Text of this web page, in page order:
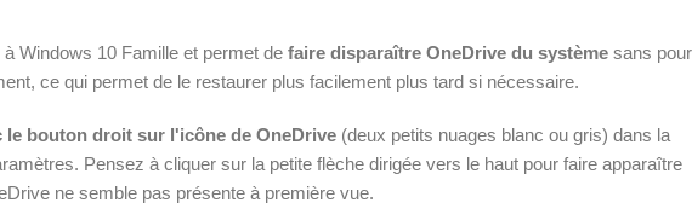
Windows 10 Famille et permet de faire disparaître OneDrive du système sans pour
ce qui permet de le restaurer plus facilement plus tard si nécessaire.
le bouton droit sur l'icône de OneDrive (deux petits nuages blanc ou gris) dans la
Pensez à cliquer sur la petite flèche dirigée vers le haut pour faire apparaître
ne semble pas présente à première vue.